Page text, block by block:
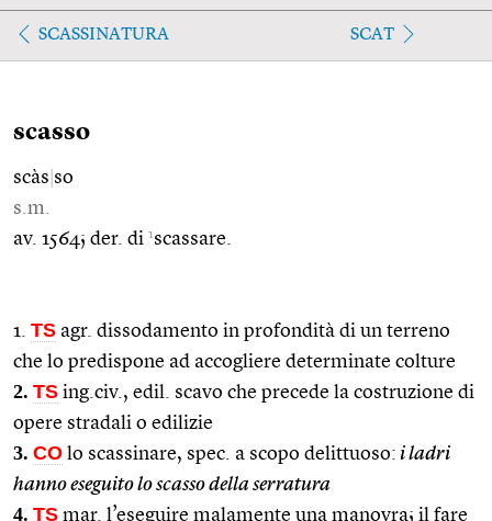
SCASSINATURA SCAT
scasso
scàs so
s.m.
av. 1564; der. di 1scassare.
1. TS agr. dissodamento in profondità di un terreno
che lo predispone ad accogliere determinate colture
2. TS ing.civ., edil. scavo che precede la costruzione di
opere stradali o edilizie
3. CO lo scassinare, spec. a scopo delittuoso: i ladri
hanno eseguito lo scasso della serratura
4. TS mar. l’eseguire malamente una manovra; il fare